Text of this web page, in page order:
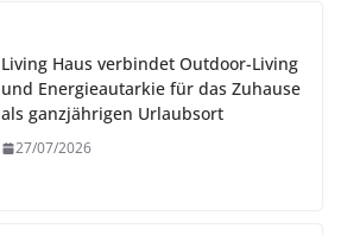
Living Haus verbindet Outdoor-Living
und Energieautarkie für das Zuhause
als ganzjährigen Urlaubsort
27/07/2026